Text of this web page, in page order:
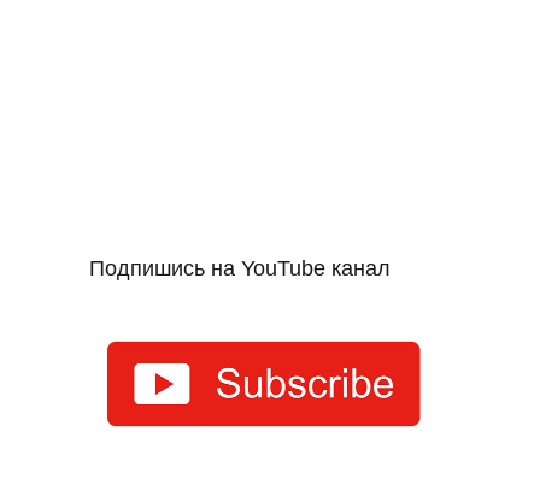
Подпишись на YouTube канал